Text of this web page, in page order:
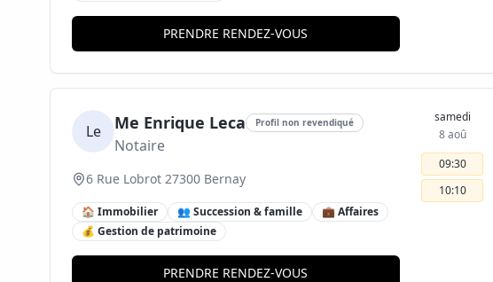
PRENDRE RENDEZ-VOUS
Le Me Enrique Leca Profil non revendiqué
Notaire
6 Rue Lobrot 27300 Bernay
🏠 Immobilier 👥 Succession & famille
💼 Affaires
💰 Gestion de patrimoine
PRENDRE RENDEZ-VOUS
samedi
8 aoû
09:30
10:10